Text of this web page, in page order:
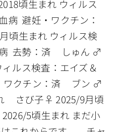
頃生まれ ウィルス
病 避妊・ワクチン：
生まれ ウィルス検
病 去勢：済 しゅん ♂
ルス検査：エイズ＆
ワクチン：済 ブン ♂
さび子♀ 2025/9月頃
5頃生まれ まだ小